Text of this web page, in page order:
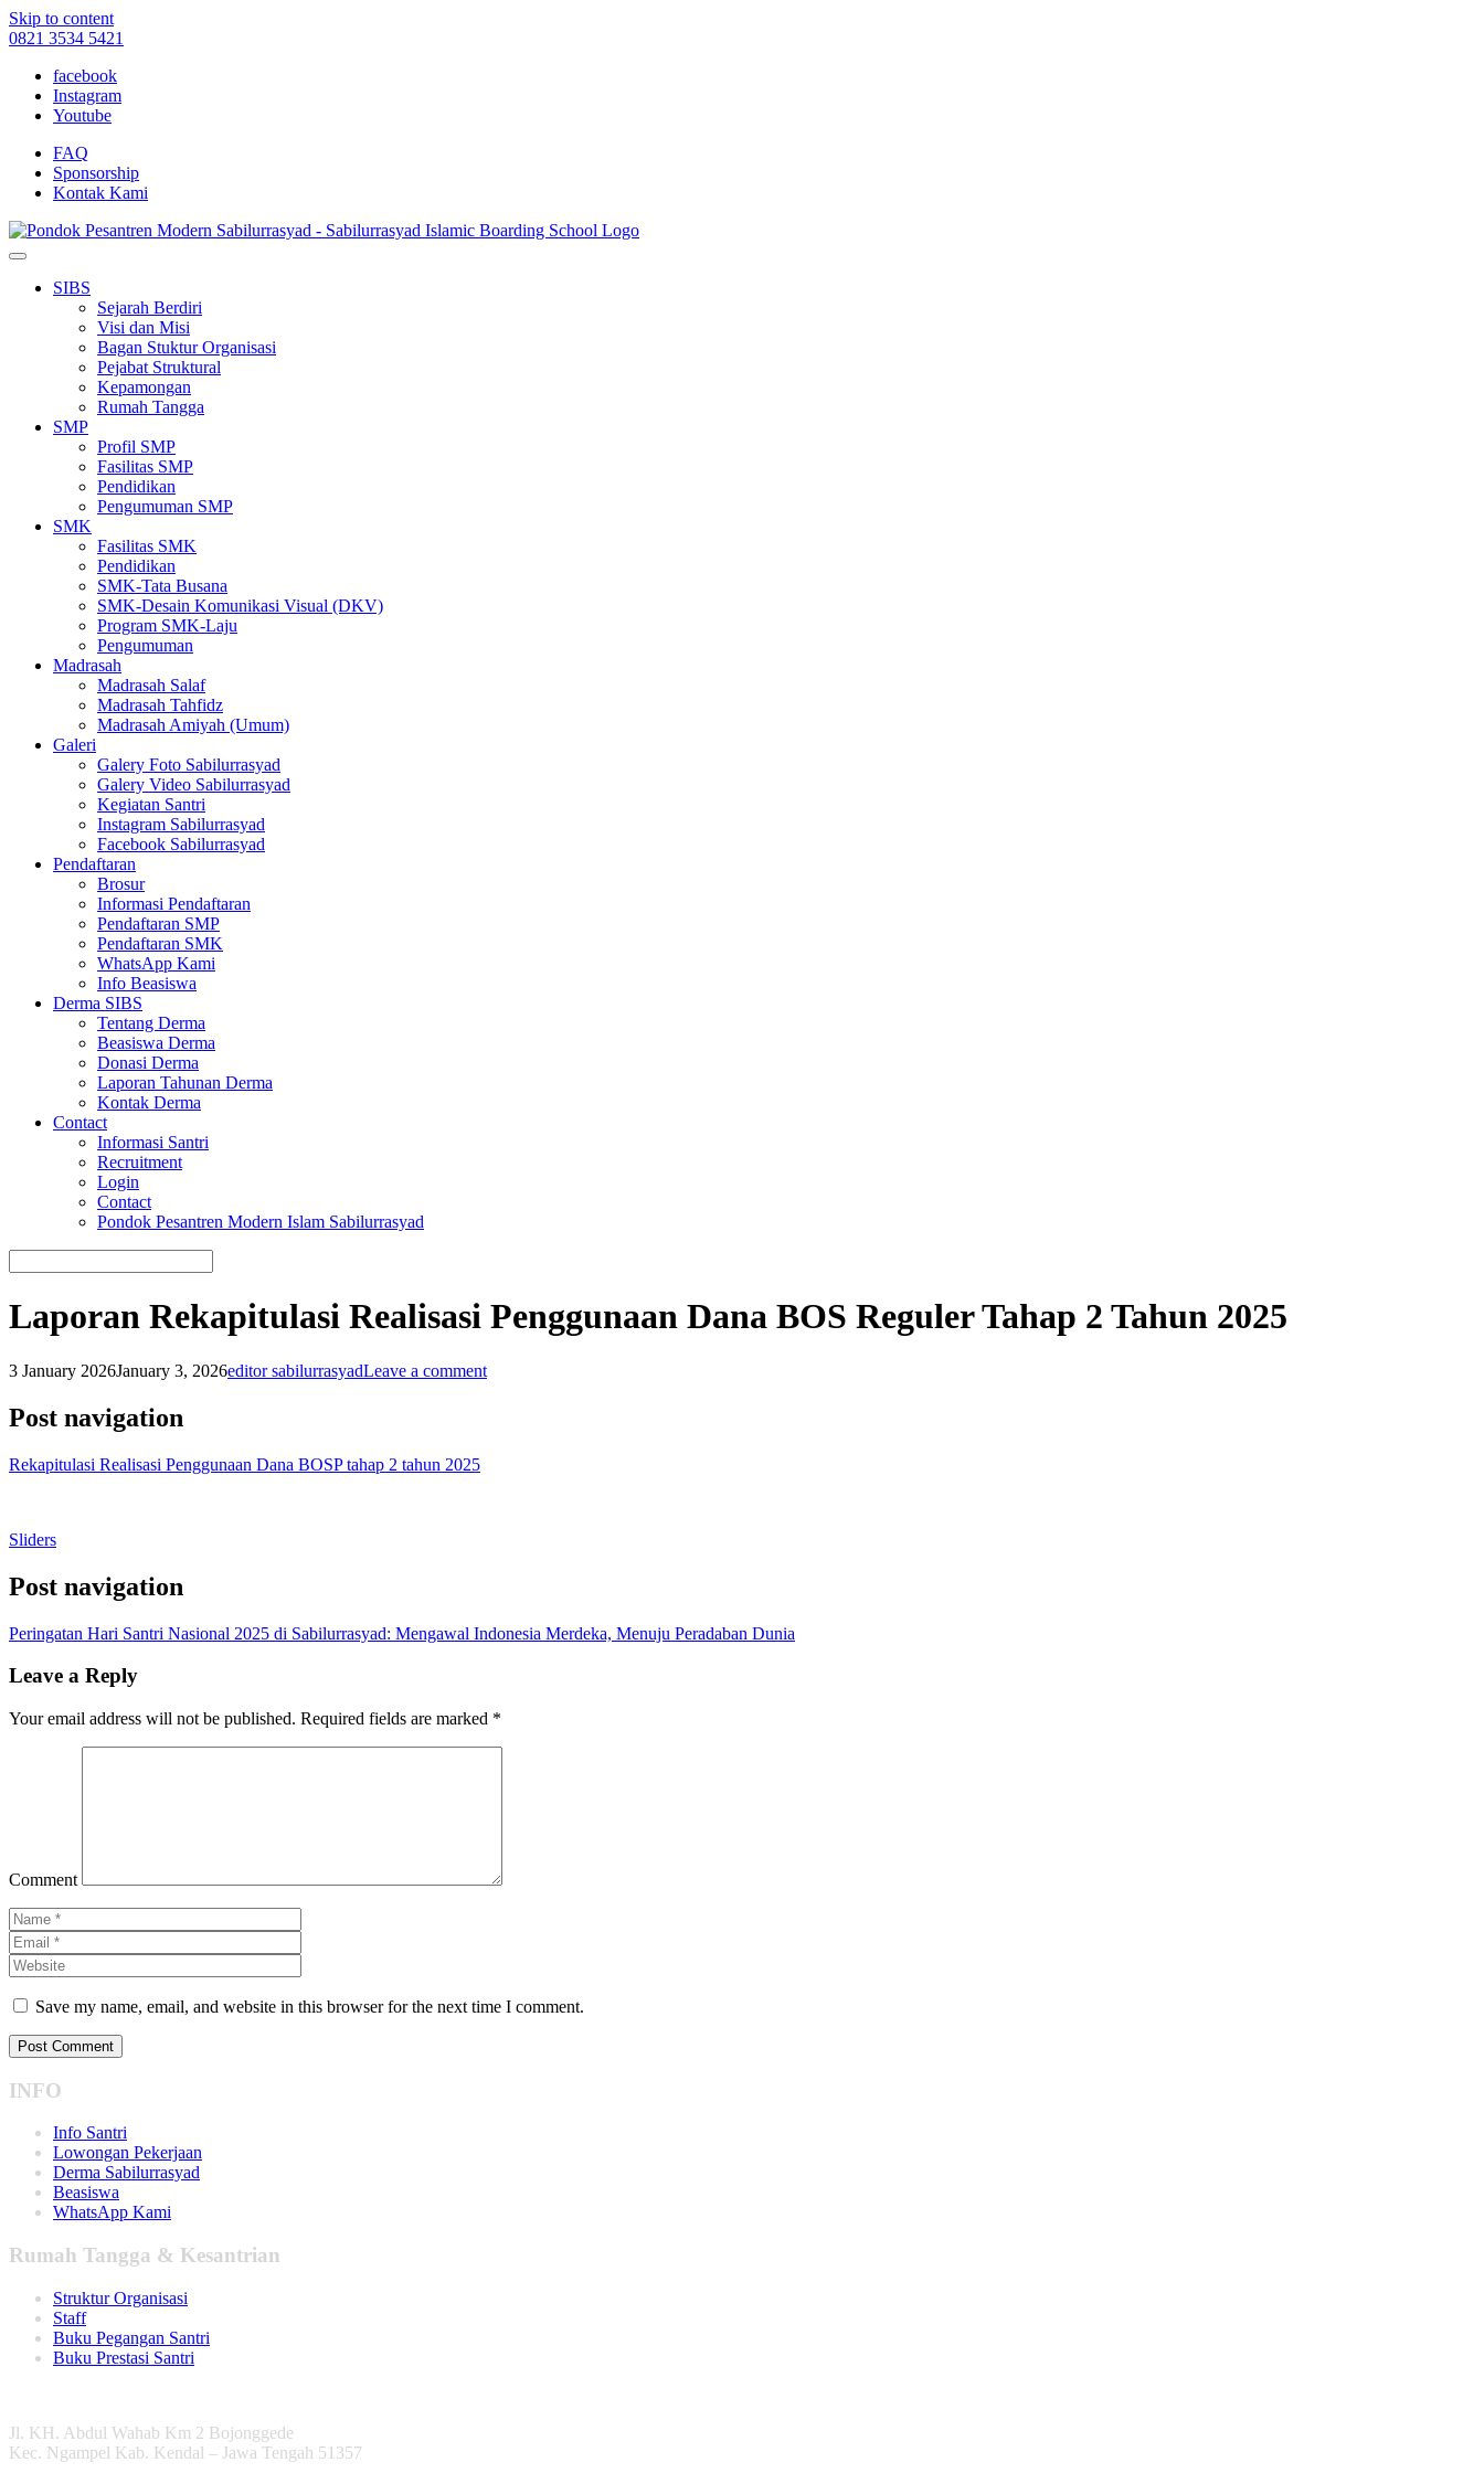
Skip to content
0821 3534 5421
facebook
Instagram
Youtube
FAQ
Sponsorship
Kontak Kami
SIBS
Sejarah Berdiri
Visi dan Misi
Bagan Stuktur Organisasi
Pejabat Struktural
Kepamongan
Rumah Tangga
SMP
Profil SMP
Fasilitas SMP
Pendidikan
Pengumuman SMP
SMK
Fasilitas SMK
Pendidikan
SMK-Tata Busana
SMK-Desain Komunikasi Visual (DKV)
Program SMK-Laju
Pengumuman
Madrasah
Madrasah Salaf
Madrasah Tahfidz
Madrasah Amiyah (Umum)
Galeri
Galery Foto Sabilurrasyad
Galery Video Sabilurrasyad
Kegiatan Santri
Instagram Sabilurrasyad
Facebook Sabilurrasyad
Pendaftaran
Brosur
Informasi Pendaftaran
Pendaftaran SMP
Pendaftaran SMK
WhatsApp Kami
Info Beasiswa
Derma SIBS
Tentang Derma
Beasiswa Derma
Donasi Derma
Laporan Tahunan Derma
Kontak Derma
Contact
Informasi Santri
Recruitment
Login
Contact
Pondok Pesantren Modern Islam Sabilurrasyad
Laporan Rekapitulasi Realisasi Penggunaan Dana BOS Reguler Tahap 2 Tahun 2025
3 January 2026January 3, 2026editor sabilurrasyadLeave a comment
Post navigation
Rekapitulasi Realisasi Penggunaan Dana BOSP tahap 2 tahun 2025
Sliders
Post navigation
Peringatan Hari Santri Nasional 2025 di Sabilurrasyad: Mengawal Indonesia Merdeka, Menuju Peradaban Dunia
Leave a Reply
Your email address will not be published. Required fields are marked *
Comment
Save my name, email, and website in this browser for the next time I comment.
INFO
Info Santri
Lowongan Pekerjaan
Derma Sabilurrasyad
Beasiswa
WhatsApp Kami
Rumah Tangga & Kesantrian
Struktur Organisasi
Staff
Buku Pegangan Santri
Buku Prestasi Santri
Jl. KH. Abdul Wahab Km 2 Bojonggede
Kec. Ngampel Kab. Kendal – Jawa Tengah 51357